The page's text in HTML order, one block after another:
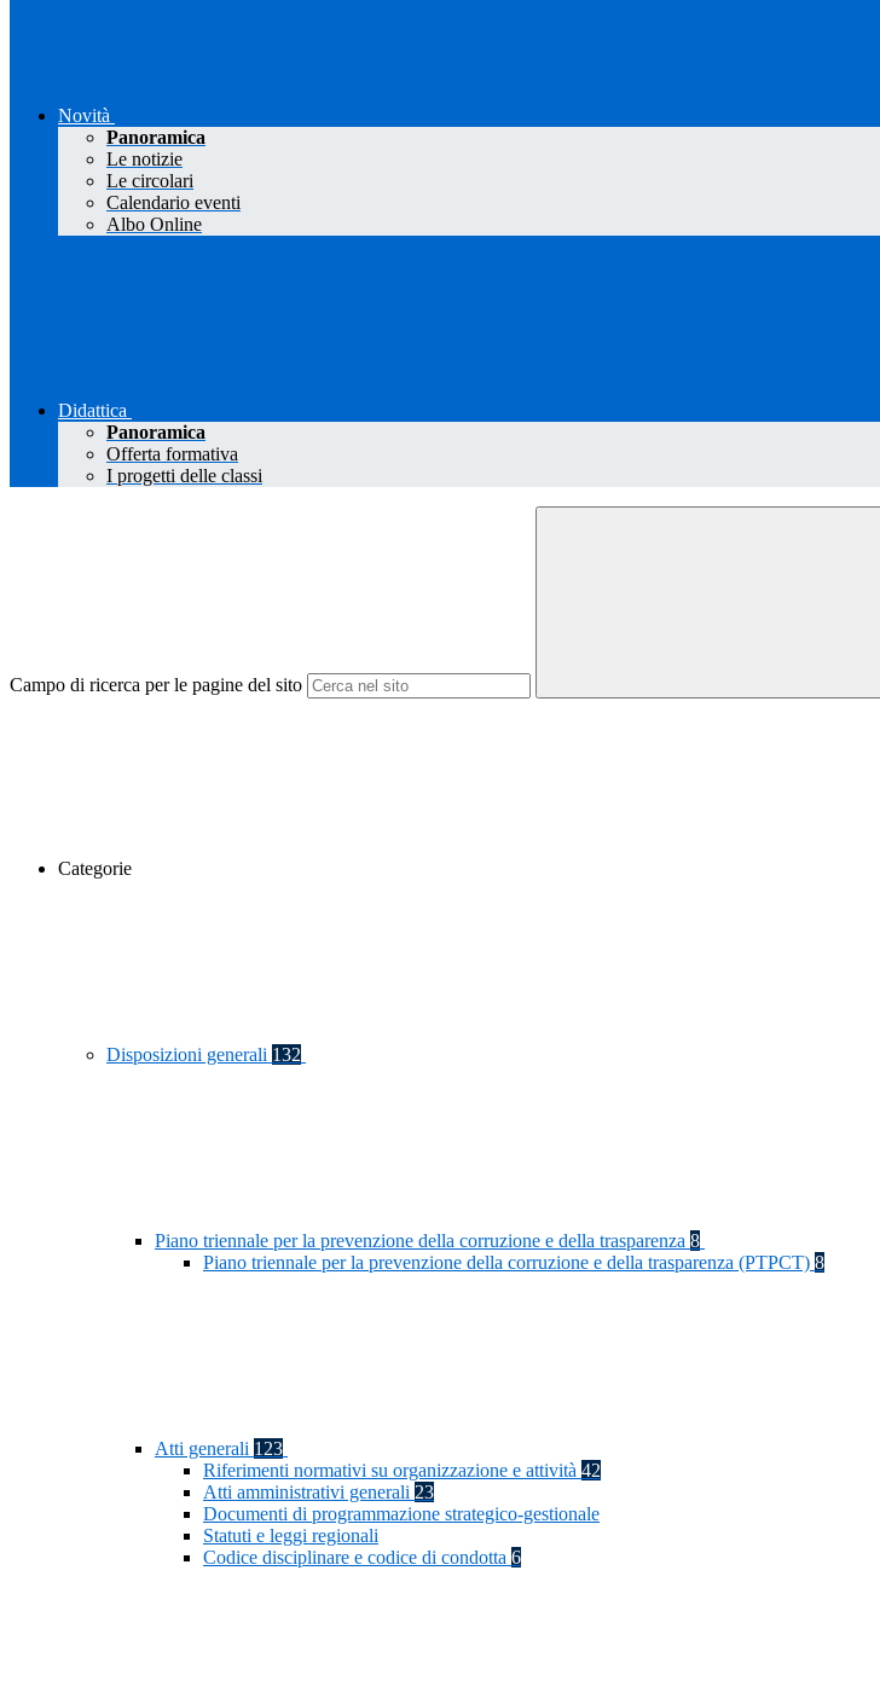
Novità
Panoramica
Le notizie
Le circolari
Calendario eventi
Albo Online
Didattica
Panoramica
Offerta formativa
I progetti delle classi
Campo di ricerca per le pagine del sito
Categorie
Disposizioni generali 132
Piano triennale per la prevenzione della corruzione e della trasparenza 8
Piano triennale per la prevenzione della corruzione e della trasparenza (PTPCT) 8
Atti generali 123
Riferimenti normativi su organizzazione e attività 42
Atti amministrativi generali 23
Documenti di programmazione strategico-gestionale
Statuti e leggi regionali
Codice disciplinare e codice di condotta 6